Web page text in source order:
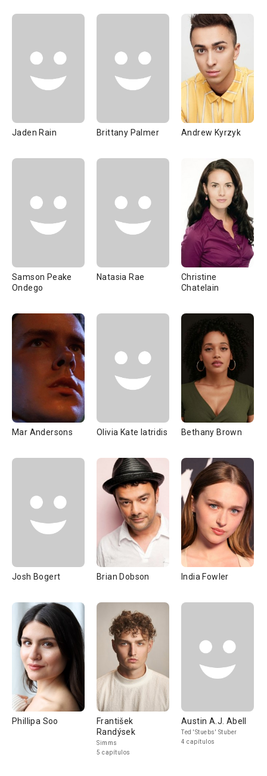
Jaden Rain Brittany Palmer Andrew Kyrzyk
Samson Peake
Ondego
Natasia Rae
Christine
Chatelain
Mar Andersons Olivia Kate Iatridis Bethany Brown
Josh Bogert Brian Dobson India Fowler
Phillipa Soo
František
Randýsek
Simms
5 capítulos
Austin A.J. Abell
Ted 'Stuebs' Stuber
4 capítulos